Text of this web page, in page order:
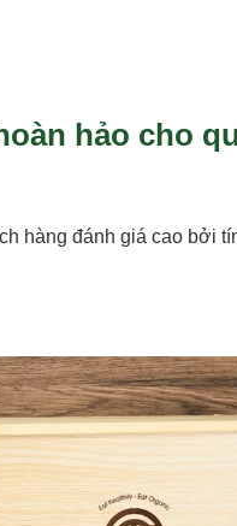
hảo cho
hàng đánh giá cao bởi